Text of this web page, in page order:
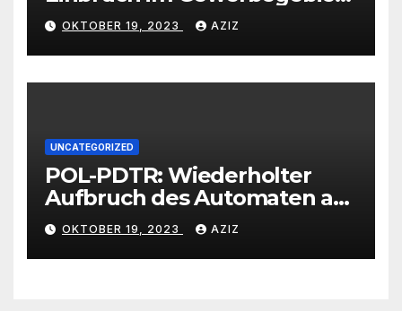
Wittlich
OKTOBER 19, 2023 AZIZ
UNCATEGORIZED
POL-PDTR: Wiederholter
Aufbruch des Automaten am
Wohnmobilstellplatz in
Hermeskeil am Labachweg
OKTOBER 19, 2023 AZIZ